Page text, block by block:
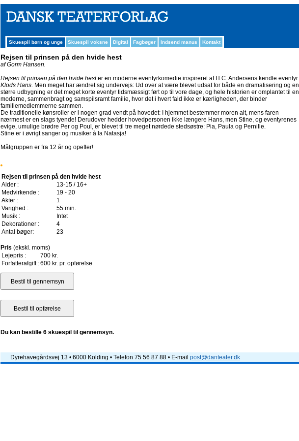
Skuespil børn og unge Skuespil voksne Digital Fagbøger Indsend manus Kontakt
Rejsen til prinsen på den hvide hest
af Gorm Hansen.
Rejsen til prinsen på den hvide hester en moderne eventyrkomedie inspireret af H.C. Andersens kendte eventyr
Klods Hans. Men meget har ændret sig undervejs: Ud over at være blevet udsat for både en dramatisering og en
større udbygning er det meget korte eventyr tidsmæssigt ført op til vore dage, og hele historien er omplantet til en
moderne, sammenbragt og samspilsramt familie, hvor det i hvert fald ikke er kærligheden, der binder
familiemedlemmerne sammen.
De traditionelle kønsroller er i nogen grad vendt på hovedet: I hjemmet bestemmer moren alt, mens faren
nærmest er en slags tyende! Derudover hedder hovedpersonen ikke længere Hans, men Stine, og eventyrenes
evige, umulige brødre Per og Poul, er blevet til tre meget nørdede stedsøstre: Pia, Paula og Pernille.
Stine er i øvrigt sanger og musiker à la Natasja!
Målgruppen er fra 12 år og opefter!
Rejsen til prinsen på den hvide hest
Alder :
13-15 / 16+
Medvirkende :
19 - 20
Akter :
1
Varighed :
55 min.
Musik :
Intet
Dekorationer :
4
Antal bøger:
23
Pris (ekskl. moms)
Lejepris :
700 kr.
Forfatterafgift :600 kr. pr. opførelse
Du kan bestille 6 skuespil til gennemsyn.
Dyrehavegårdsvej 13 • 6000 Kolding • Telefon 75 56 87 88 • E-mail post@danteater.dk